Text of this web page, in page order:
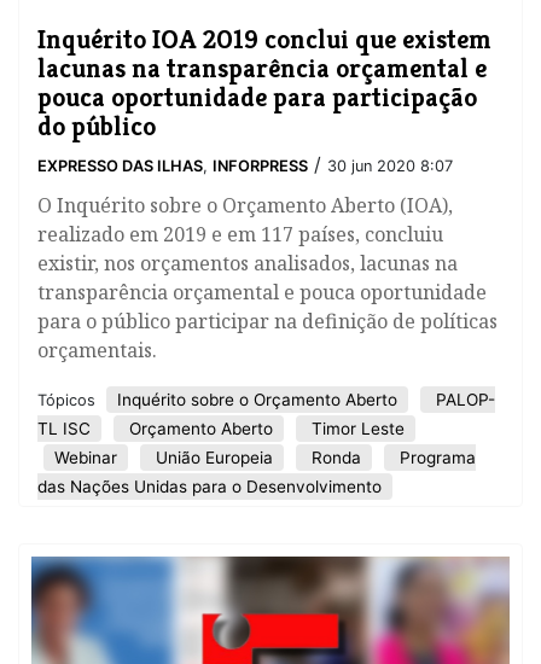
Inquérito IOA 2019 conclui que existem
lacunas na transparência orçamental e
pouca oportunidade para participação
do público
EXPRESSO DAS ILHAS, INFORPRESS / 30 jun 2020 8:07
O Inquérito sobre o Orçamento Aberto (IOA),
realizado em 2019 e em 117 países, concluiu
existir, nos orçamentos analisados, lacunas na
transparência orçamental e pouca oportunidade
para o público participar na definição de políticas
orçamentais.
Tópicos Inquérito sobre o Orçamento Aberto
PALOP-
TL ISC
Orçamento Aberto
Timor Leste
Webinar
União Europeia Ronda
Programa
das Nações Unidas para o Desenvolvimento